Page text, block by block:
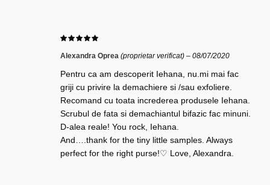
Alexandra Oprea (proprietar verificat) – 08/07/2020
Pentru ca am descoperit Iehana, nu.mi mai fac
griji cu privire la demachiere si /sau exfoliere.
Recomand cu toata increderea produsele Iehana.
Scrubul de fata si demachiantul bifazic fac minuni.
D-alea reale! You rock, Iehana.
And….thank for the tiny little samples. Always
perfect for the right purse!♡ Love, Alexandra.